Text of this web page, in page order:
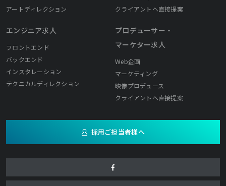
アートディレクション
エンジニア求人
フロントエンド
バックエンド
インスタレーション
テクニカルディレクション
クライアントへ直接提案
プロデューサー・
マーケター求人
Web企画
マーケティング
映像プロデュース
クライアントへ直接提案
採用ご担当者様へ